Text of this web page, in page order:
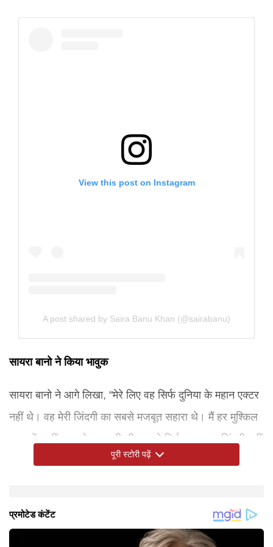
View this post on Instagram
A post shared by Saira Banu Khan (@sairabanu)
सायरा बानो ने किया भावुक
सायरा बानो ने आगे लिखा, "मेरे लिए वह सिर्फ दुनिया के महान एक्टर
नहीं थे। वह मेरी जिंदगी का सबसे मजबूत सहारा थे। मैं हर मुश्किल
समय में उन्हीं पर भरोसा करती थी। हमने सिर्फ एक साथ जिंदगी नहीं
बिताई, बल्कि हर पल को पूरी तरह जिया। साहब इतने उदार और
कलाकारों में से एक के रूप में याद रखेगी। लेकिन जो लोग उन्हें
पूरी स्टोरी पढ़ें